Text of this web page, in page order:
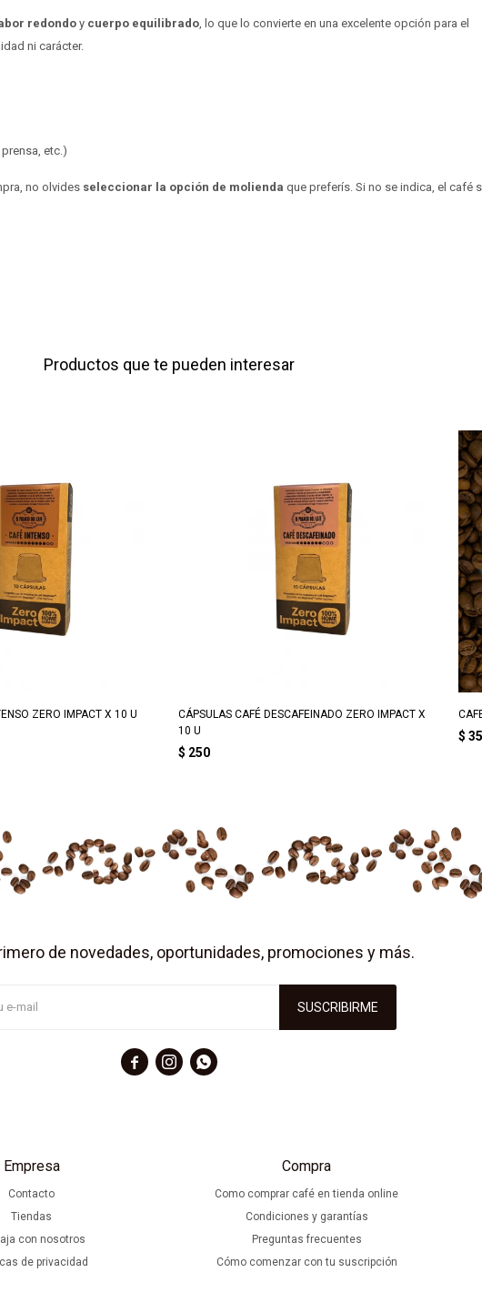
redondo y cuerpo equilibrado, lo que lo convierte en una excelente opción para el
ni carácter.
etc.)
no olvides seleccionar la opción de molienda que preferís. Si no se indica, el café
Productos que te pueden interesar
ZERO IMPACT X 10 U
CÁPSULAS CAFÉ DESCAFEINADO ZERO IMPACT X
10 U
$ 250
$
Empresa
Contacto
Tiendas
con nosotros
de privacidad
Compra
Como comprar café en tienda online
Condiciones y garantías
Preguntas frecuentes
Cómo comenzar con tu suscripción
de novedades, oportunidades, promociones y más.
SUSCRIBIRME
  